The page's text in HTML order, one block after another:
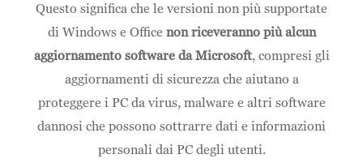
Questo significa che le versioni non più supportate
di Windows e Office non riceveranno più alcun
aggiornamento software da Microsoft, compresi gli
aggiornamenti di sicurezza che aiutano a
proteggere i PC da virus, malware e altri software
dannosi che possono sottrarre dati e informazioni
personali dai PC degli utenti.